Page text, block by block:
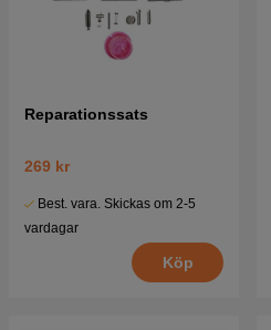
Reparationssats
269 kr
Best. vara. Skickas om 2-5
vardagar
Köp